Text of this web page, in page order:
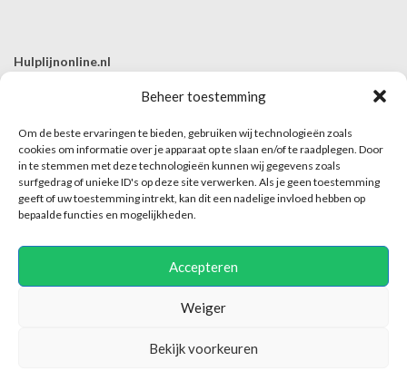
Beheer toestemming
Om de beste ervaringen te bieden, gebruiken wij technologieën zoals
cookies om informatie over je apparaat op te slaan en/of te raadplegen. Door
in te stemmen met deze technologieën kunnen wij gegevens zoals
surfgedrag of unieke ID's op deze site verwerken. Als je geen toestemming
geeft of uw toestemming intrekt, kan dit een nadelige invloed hebben op
bepaalde functies en mogelijkheden.
Accepteren
Weiger
Bekijk voorkeuren
Hulplijnonline.nl
E | info@hulplijnonline.nl
Contactformulier
Over Hulplijnonline.nl
Het team van Hulplijnonline.nl
Hulplijnonline maakt enkel dit platform mogelijk en is niet verantwoordelijk of
aansprakelijk voor de inhoud van het contact tussen hulpaanbieder en hulpvrager.